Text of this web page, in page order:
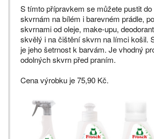
S tímto přípravkem se můžete pustit do
skvrnám na bílém i barevném prádle,
skvrnami od oleje, make-upu,
skvělý i na čištění skvrn na límci košil.
je jeho šetrnost k barvám. Je vhodný
odolných skvrn před praním.
Cena výrobku je 75,90 Kč.